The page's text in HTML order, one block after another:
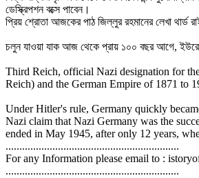
ডেস্ক্রিপশন বক্সে পাবেন।
প্রিয় শ্রোতা আজকের পাঠ জিল্লুর রহমানের লেখা থার্ড
চলুন যাওয়া যাক আজ থেকে প্রায় ১০০ বছর আগে,
Third Reich, official Nazi designation for
Reich) and the German Empire of 1871 to
Under Hitler's rule, Germany quickly
Nazi claim that Nazi Germany was the
ended in May 1945, after only 12 years,
...............................................................
For any Information please email to :
...............................................................